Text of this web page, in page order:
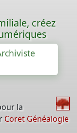
créez
la
Coret Généalogie